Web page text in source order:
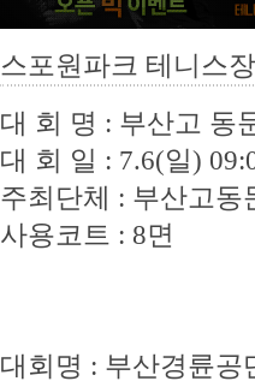
스포원파크 테니스
대 회 명 : 부산고 동
대 회 일 : 7.6(일)
주최단체 : 부산고동
사용코트 : 8면
대회명 : 부산경륜